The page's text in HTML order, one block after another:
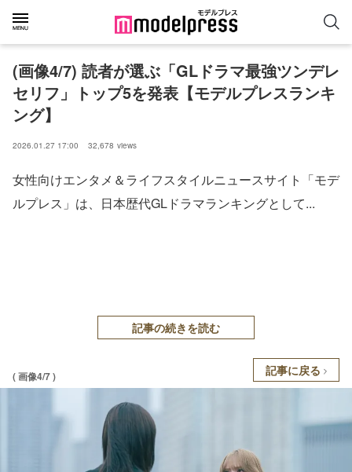
(画像4/7) 読者が選ぶ「GLドラマ最強ツンデレ
セリフ」トップ5を発表【モデルプレスランキ
ング】
2026.01.27 17:00 32,678 views
女性向けエンタメ＆ライフスタイルニュースサイト「モデ
ルプレス」は、日本歴代GLドラマランキングとして...
記事の続きを読む
( 画像4/7 ) 記事に戻る